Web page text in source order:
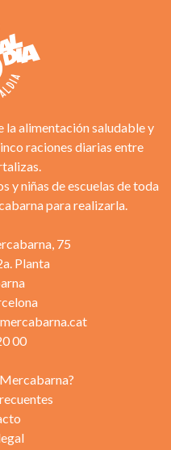
la alimentación saludable y
raciones diarias entre
y niñas de escuelas de toda
para realizarla.
75
Planta
00